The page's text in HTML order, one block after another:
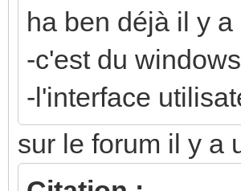
ha ben déjà il y
-c'est du windows
-l'interface
sur le forum il y a